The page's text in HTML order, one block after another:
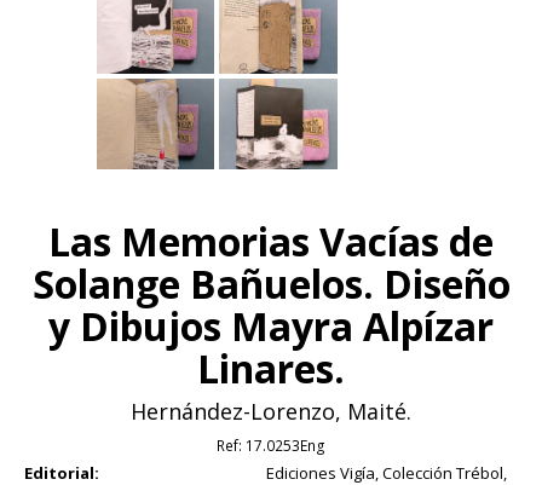
Las Memorias Vacías de
Solange Bañuelos. Diseño
y Dibujos Mayra Alpízar
Linares.
Hernández-Lorenzo, Maité.
Ref: 17.0253Eng
Editorial:
Ediciones Vigía, Colección Trébol,